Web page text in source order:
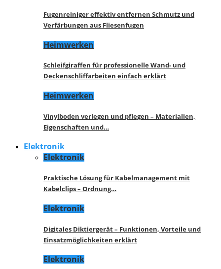
Fugenreiniger effektiv entfernen Schmutz und
Verfärbungen aus Fliesenfugen
Heimwerken
Schleifgiraffen für professionelle Wand- und
Deckenschliffarbeiten einfach erklärt
Heimwerken
Vinylboden verlegen und pflegen – Materialien,
Eigenschaften und…
Elektronik
Elektronik
Praktische Lösung für Kabelmanagement mit
Kabelclips – Ordnung…
Elektronik
Digitales Diktiergerät – Funktionen, Vorteile und
Einsatzmöglichkeiten erklärt
Elektronik